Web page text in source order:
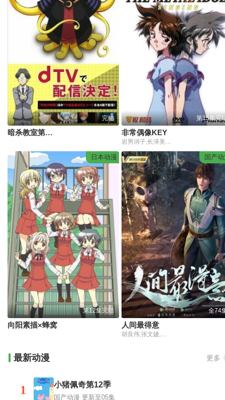
完结
暗杀教室第二季课外授课篇
第15集完
非常偶像KEY
岩男润子,长泽美树,森川智之,家中宏,速水奖,小杉十郎太,绪方贤一,峰惠研,小野健一,三木真一郎
日本动漫
第12集完结
向阳素描×蜂窝
国产
全74
人间最得意
胡良伟,张文婕,杨瑨晗,聂曦映,廖许可,刘思岑,言浩
最新动漫 更多
1 小猪佩奇第12季
国产动漫 更新至05集